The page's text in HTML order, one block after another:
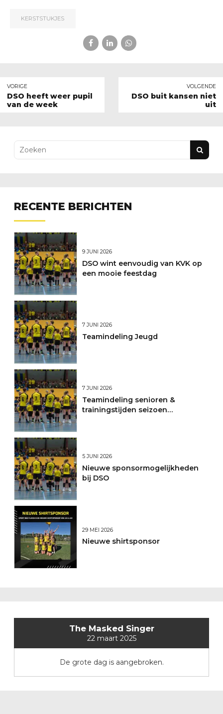
KERSTSTUKJES
VORIGE
DSO heeft weer pupil
van de week
VOLGENDE
DSO buit kansen niet
uit
RECENTE BERICHTEN
9 JUNI 2026
DSO wint eenvoudig van KVK op
een mooie feestdag
7 JUNI 2026
Teamindeling Jeugd
7 JUNI 2026
Teamindeling senioren &
trainingstijden seizoen
5 JUNI 2026
Nieuwe sponsormogelijkheden
bij DSO
29 MEI 2026
Nieuwe shirtsponsor
The Masked Singer
22 maart 2025
De grote dag is aangebroken.